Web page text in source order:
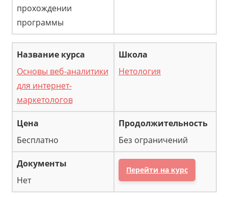
прохождении
программы
Основы веб-аналитики
для интернет-
маркетологов
Нетология
Бесплатно Без ограничений
Нет
Перейти на курс